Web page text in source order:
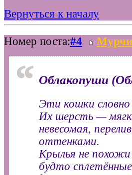
Вернуться к началу
Номер поста:#4
Облакопуши
Эти кошки словно
Их шерсть —
невесомая,
оттенками.
Крылья не
будто